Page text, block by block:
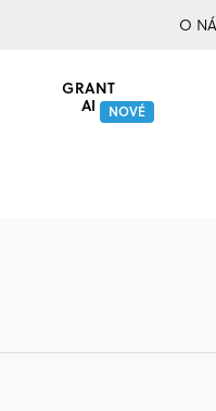
O
GRANT
AI NOVÉ